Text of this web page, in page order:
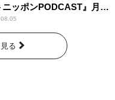
ニッポンPODCAST』月替
ーソナリティ
る